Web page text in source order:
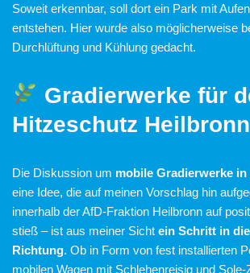
Soweit erkennbar, soll dort ein Park mit
entstehen. Hier wurde also möglicherweise
Durchlüftung und Kühlung gedacht.
Gradierwerke für
Hitzeschutz Heilbronn
Die Diskussion um mobile Gradierwerke
eine Idee, die auf meinen Vorschlag hin
innerhalb der AfD-Fraktion Heilbronn auf
stieß – ist aus meiner Sicht ein Schritt in
Richtung. Ob in Form von fest installierten
mobilen Wagen mit Schlehenreisig und